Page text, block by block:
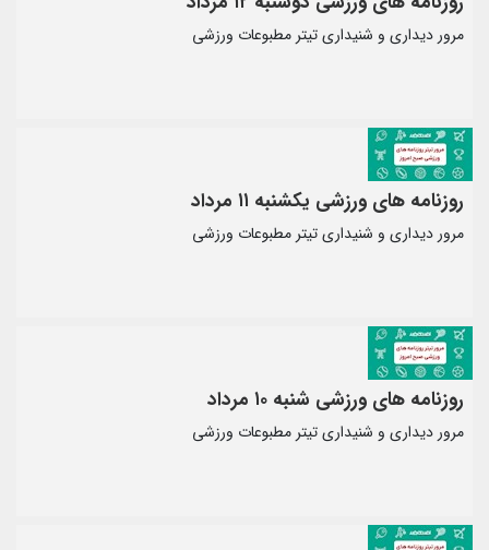
مرور دیداری و شنیداری تیتر مطبوعات ورزشی
روزنامه های ورزشی یکشنبه ۱۱ مرداد
مرور دیداری و شنیداری تیتر مطبوعات ورزشی
روزنامه های ورزشی شنبه ۱۰ مرداد
مرور دیداری و شنیداری تیتر مطبوعات ورزشی